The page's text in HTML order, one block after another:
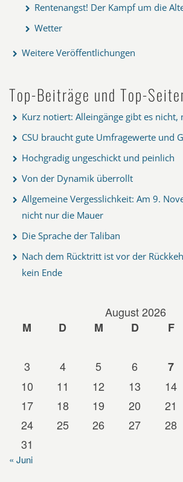
Rentenangst! Der Kampf um die
Wetter
Weitere Veröffentlichungen
Top-Beiträge und Top-
Kurz notiert: Alleingänge gibt es nicht,
CSU braucht gute Umfragewerte und
Hochgradig ungeschickt und peinlich
Von der Dynamik überrollt
Allgemeine Vergesslichkeit: Am 9.
nicht nur die Mauer
Die Sprache der Taliban
Nach dem Rücktritt ist vor der
kein Ende
August 2026
M
D M D F
3
4 5 6 7
10
11 12 13 14
17
18 19 20 21
24
25 26 27 28
31
« Juni